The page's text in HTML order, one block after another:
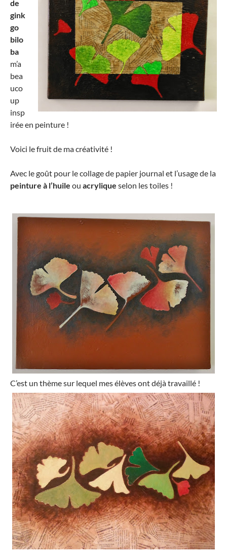
de
gink
go
bilo
ba
m’a
bea
uco
up
insp
irée en peinture !
Voici le fruit de ma créativité !
Avec le goût pour le collage de papier journal et l’usage de la
peinture à l’huile ou acrylique selon les toiles !
C’est un thème sur lequel mes élèves ont déjà travaillé !